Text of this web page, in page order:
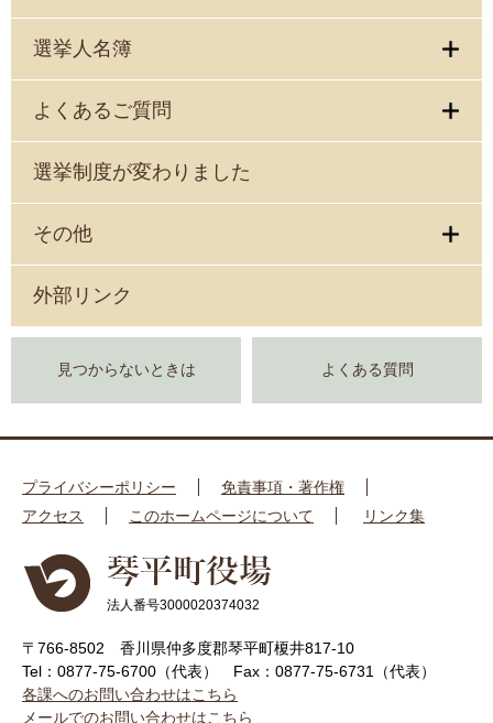
選挙人名簿
よくあるご質問
選挙制度が変わりました
その他
外部リンク
見つからないときは よくある質問
プライバシーポリシー
免責事項・著作権
アクセス
このホームページについて リンク集
法人番号3000020374032
〒766-8502 香川県仲多度郡琴平町榎井817-10
Tel：0877-75-6700（代表）
Fax：0877-75-6731（代表）
各課へのお問い合わせはこちら
メールでのお問い合わせはこちら